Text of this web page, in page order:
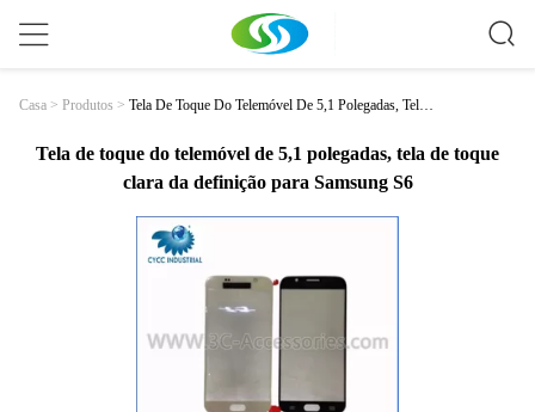
Casa > Produtos > Tela De Toque Do Telemóvel De 5,1 Polegadas, Tela
Tela de toque do telemóvel de 5,1 polegadas, tela de toque
clara da definição para Samsung S6